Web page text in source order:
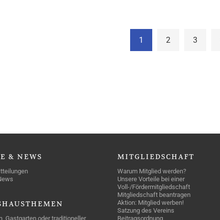
1 2 3
& NEWS
Gastgarten oder traditioneller
MITGLIEDSCHAFT
Warum Mitglied werden?
Unsere Vorteile bei einer
Voll-/Fördermitgliedschaft
Mitgliedschaft beantragen
Aktion: Mitglied werben!
Satzung des Vereins
Beitragsordnung